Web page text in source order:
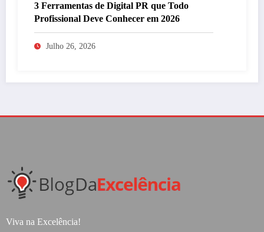
3 Ferramentas de Digital PR que Todo
Profissional Deve Conhecer em 2026
Julho 26, 2026
Viva na Excelência!